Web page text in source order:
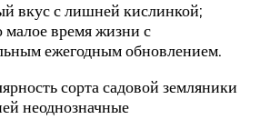
вкус с лишней кислинкой;
малое время жизни с
ежегодным обновлением.
сорта садовой земляники
неоднозначные